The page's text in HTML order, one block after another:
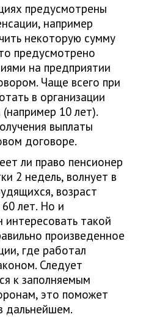
предусмотрены
например
некоторую сумму
предусмотрено
на предприятии
Чаще всего при
в организации
10 лет).
выплаты
договоре.
ли право пенсионер
2 недель, волнует в
возраст
лет. Но и
такой
произведенное
где работал
Следует
к заполняемым
это поможет
дальнейшем.